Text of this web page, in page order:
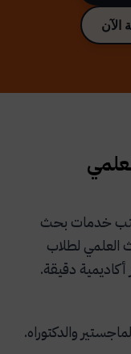
الآن
خدمات بحث
لطلاب
أكاديمية دقيقة.
والدكتوراه.